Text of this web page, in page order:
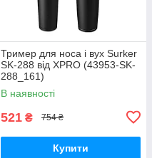
Тример для носа і вух Surker
SK-288 від XPRO (43953-SK-
288_161)
В наявності
521 ₴ 754 ₴
Купити